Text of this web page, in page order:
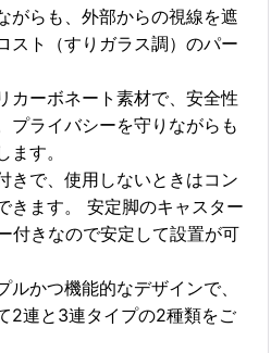
がらも、外部からの視線を遮
スト（すりガラス調）のパー
カーボネート素材で、安全性
プライバシーを守りながらも
す。
きで、使用しないときはコン
きます。 安定脚のキャスター
付きなので安定して設置が可
かつ機能的なデザインで、
2連と3連タイプの2種類をご